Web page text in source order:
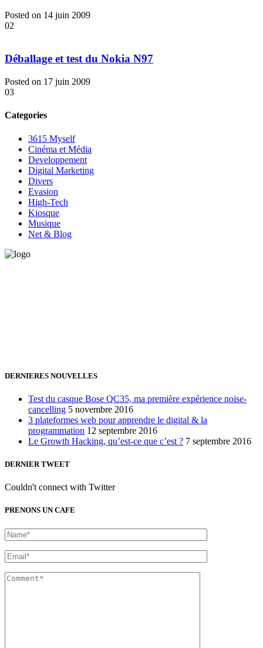
Posted on 14 juin 2009
02
Déballage et test du Nokia N97
Posted on 17 juin 2009
03
Categories
3615 Myself
Cinéma et Média
Developpement
Digital Marketing
Divers
Evasion
High-Tech
Kiosque
Musique
Net & Blog
DERNIERES NOUVELLES
Test du casque Bose QC35, ma première expérience noise-
cancelling 5 novembre 2016
3 plateformes web pour apprendre le digital & la
programmation 12 septembre 2016
Le Growth Hacking, qu’est-ce que c’est ? 7 septembre 2016
DERNIER TWEET
Couldn't connect with Twitter
PRENONS UN CAFE